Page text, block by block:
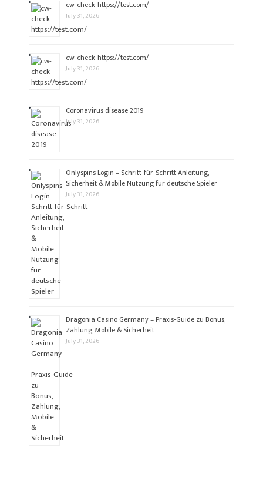
cw-check-https://test.com/
July 31, 2026
cw-check-https://test.com/
July 31, 2026
Coronavirus disease 2019
July 31, 2026
Onlyspins Login – Schritt‑für‑Schritt Anleitung,
Sicherheit & Mobile Nutzung für deutsche Spieler
July 31, 2026
Dragonia Casino Germany – Praxis‑Guide zu Bonus,
Zahlung, Mobile & Sicherheit
July 31, 2026